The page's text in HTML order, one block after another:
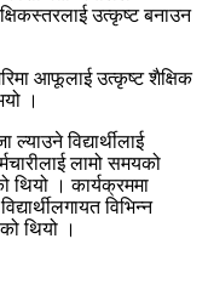
उत्कृष्ट बनाउन
आफूलाई उत्कृष्ट शैक्षिक
।
विद्यार्थीलाई
लामो समयको
थियो । कार्यक्रममा
विभिन्न
थियो ।